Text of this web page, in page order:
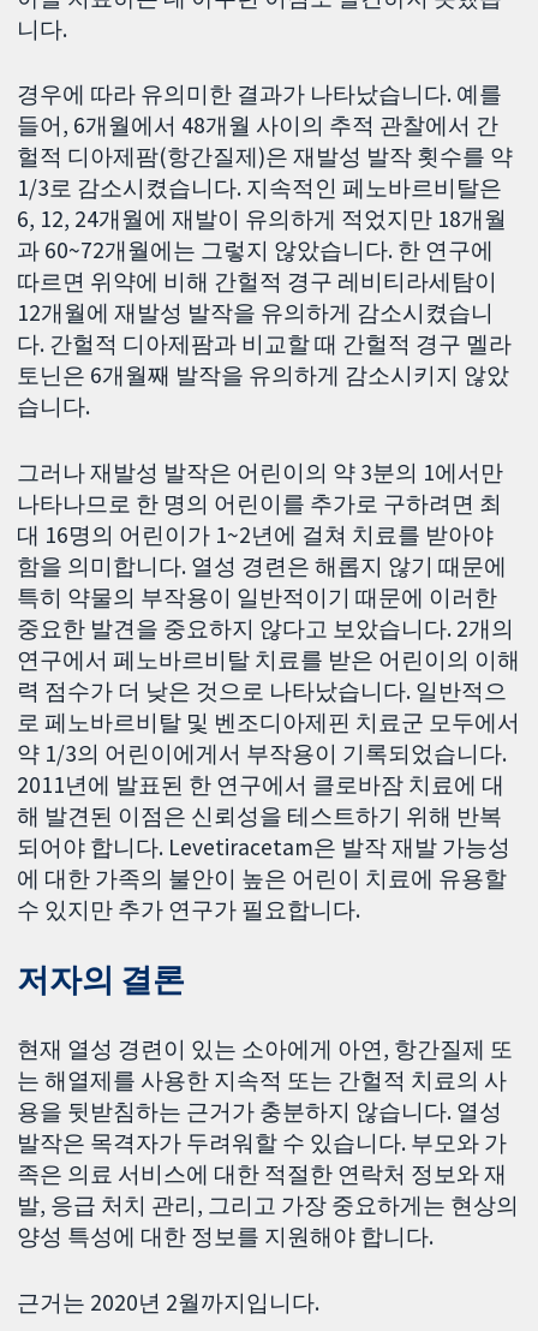
니다.
경우에 따라 유의미한 결과가 나타났습니다. 예를
들어, 6개월에서 48개월 사이의 추적 관찰에서 간
헐적 디아제팜(항간질제)은 재발성 발작 횟수를 약
1/3로 감소시켰습니다. 지속적인 페노바르비탈은
6, 12, 24개월에 재발이 유의하게 적었지만 18개월
과 60~72개월에는 그렇지 않았습니다. 한 연구에
따르면 위약에 비해 간헐적 경구 레비티라세탐이
12개월에 재발성 발작을 유의하게 감소시켰습니
다. 간헐적 디아제팜과 비교할 때 간헐적 경구 멜라
토닌은 6개월째 발작을 유의하게 감소시키지 않았
습니다.
그러나 재발성 발작은 어린이의 약 3분의 1에서만
나타나므로 한 명의 어린이를 추가로 구하려면 최
대 16명의 어린이가 1~2년에 걸쳐 치료를 받아야
함을 의미합니다. 열성 경련은 해롭지 않기 때문에
특히 약물의 부작용이 일반적이기 때문에 이러한
중요한 발견을 중요하지 않다고 보았습니다. 2개의
연구에서 페노바르비탈 치료를 받은 어린이의 이해
력 점수가 더 낮은 것으로 나타났습니다. 일반적으
로 페노바르비탈 및 벤조디아제핀 치료군 모두에서
약 1/3의 어린이에게서 부작용이 기록되었습니다.
2011년에 발표된 한 연구에서 클로바잠 치료에 대
해 발견된 이점은 신뢰성을 테스트하기 위해 반복
되어야 합니다. Levetiracetam은 발작 재발 가능성
에 대한 가족의 불안이 높은 어린이 치료에 유용할
수 있지만 추가 연구가 필요합니다.
저자의 결론
현재 열성 경련이 있는 소아에게 아연, 항간질제 또
는 해열제를 사용한 지속적 또는 간헐적 치료의 사
용을 뒷받침하는 근거가 충분하지 않습니다. 열성
발작은 목격자가 두려워할 수 있습니다. 부모와 가
족은 의료 서비스에 대한 적절한 연락처 정보와 재
발, 응급 처치 관리, 그리고 가장 중요하게는 현상의
양성 특성에 대한 정보를 지원해야 합니다.
근거는 2020년 2월까지입니다.